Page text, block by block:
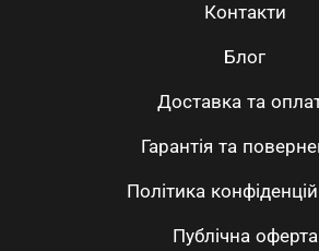
Контакти
Блог
Доставка та
Гарантія та
Політика
Публічна оферта